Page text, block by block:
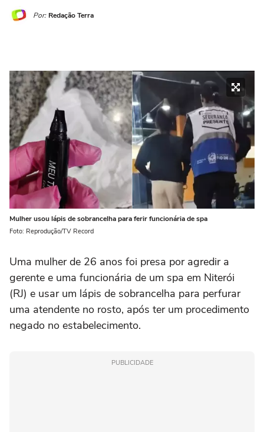
Por: Redação Terra
Mulher usou lápis de sobrancelha para ferir funcionária de spa
Foto: Reprodução/TV Record
Uma mulher de 26 anos foi presa por agredir a
gerente e uma funcionária de um spa em Niterói
(RJ) e usar um lápis de sobrancelha para perfurar
uma atendente no rosto, após ter um procedimento
negado no estabelecimento.
PUBLICIDADE